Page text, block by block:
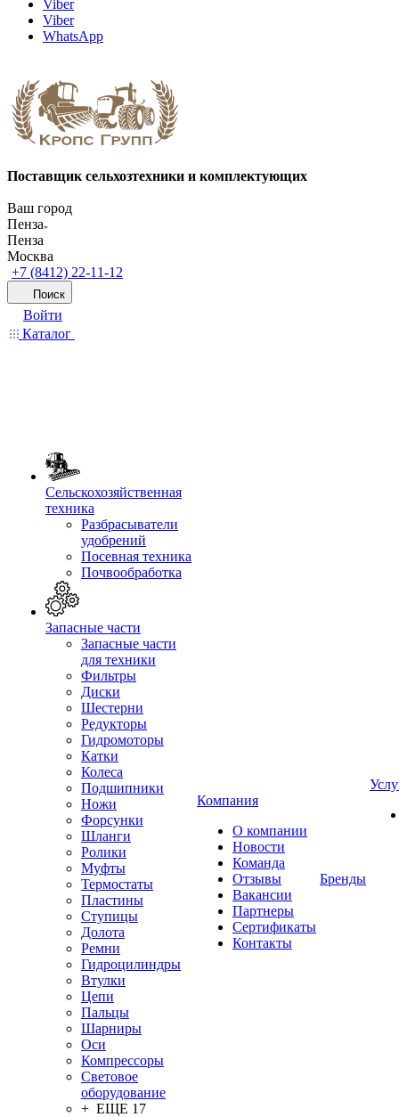
Viber
Viber
WhatsApp
Поставщик сельхозтехники и комплектующих
Ваш город
Пенза
Пенза
Москва
+7 (8412) 22-11-12
Поиск
Войти
Каталог
Сельскохозяйственная
техника
Разбрасыватели
удобрений
Посевная техника
Почвообработка
Запасные части
Запасные части
для техники
Фильтры
Диски
Шестерни
Редукторы
Гидромоторы
Катки
Колеса
Подшипники
Ножи
Форсунки
Шланги
Ролики
Муфты
Термостаты
Пластины
Ступицы
Долота
Ремни
Гидроцилиндры
Втулки
Цепи
Пальцы
Шарниры
Оси
Компрессоры
Световое
оборудование
+ ЕЩЕ 17
Компания
О компании
Новости
Команда
Отзывы
Вакансии
Партнеры
Сертификаты
Контакты
Бренды